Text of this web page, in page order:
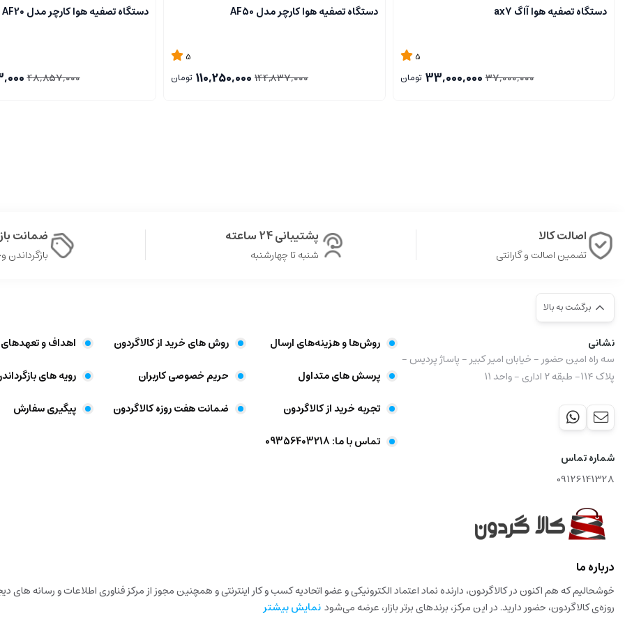
دستگاه تصفیه هوا آاگ ax7
5
37,000,000
33,000,000 تومان
دستگاه تصفیه هوا کارچر مدل AF50
5
144,837,000
110,250,000 تومان
دستگاه تصفیه هوا کارچر مدل AF20
48,857,000
اصالت کالا
تضمین اصالت و گارانتی
پشتیبانی 24 ساعته
شنبه تا چهارشنبه
ضمانت
بازگرداندن وجه
برگشت به بالا
نشانی
سه راه امین حضور - خیابان امیر کبیر - پاساژ پردیس -
پلاک ۱۱۴- طبقه ۲ اداری - واحد ۱۱
شماره تماس
09126141328
روش‌ها و هزینه‌های ارسال روش های خرید از کالاگردون
اهداف و تعهد‌های
پرسش های متداول
حریم خصوصی کاربران
رویه های
تجربه خرید از کالاگردون
ضمانت هفت روزه کالاگردون
پیگیری سفارش
تماس با ما: 09356403218
درباره ما
خوشحالیم که هم اکنون در کالاگردون، دارنده نماد اعتماد الکترونیکی و عضو اتحادیه کسب و کار اینترنتی و همچنین مجوز از مرکز فناوری اطلاعات و رسانه
روزه‌ی کالاگردون، حضور دارید. در این مرکز، برندهای برتر بازار، عرضه می‌شود نمایش بیشتر